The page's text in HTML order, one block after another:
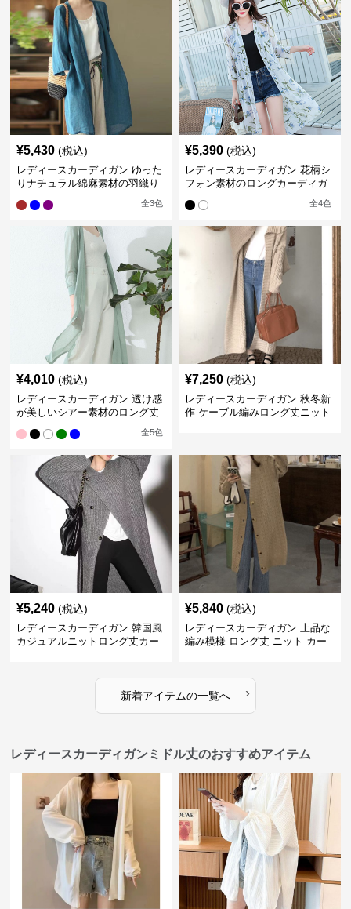
¥5,430 (税込)
レディースカーディガン ゆった
りナチュラル綿麻素材の羽織り
全3色
¥5,390 (税込)
レディースカーディガン 花柄シ
フォン素材のロングカーディガ
全4色
¥4,010 (税込)
レディースカーディガン 透け感
が美しいシアー素材のロング丈
全5色
¥7,250 (税込)
レディースカーディガン 秋冬新
作 ケーブル編みロング丈ニット
¥5,240 (税込)
レディースカーディガン 韓国風
カジュアルニットロング丈カー
¥5,840 (税込)
レディースカーディガン 上品な
編み模様 ロング丈 ニット カー
新着アイテムの一覧へ ›
レディースカーディガンミドル丈のおすすめアイテム